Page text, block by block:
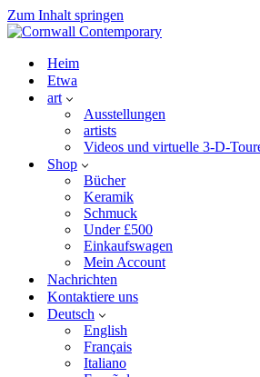
Zum Inhalt springen
Heim
Etwa
art
Ausstellungen
artists
Videos und virtuelle 3-D-
Shop
Bücher
Keramik
Schmuck
Under £500
Einkaufswagen
Mein Account
Nachrichten
Kontaktiere uns
Deutsch
English
Français
Italiano